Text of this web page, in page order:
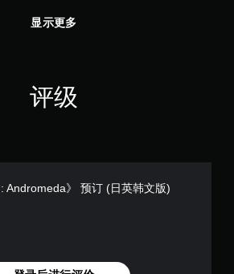
显示更多
评级
Andromeda》 预订 (日英韩文版)